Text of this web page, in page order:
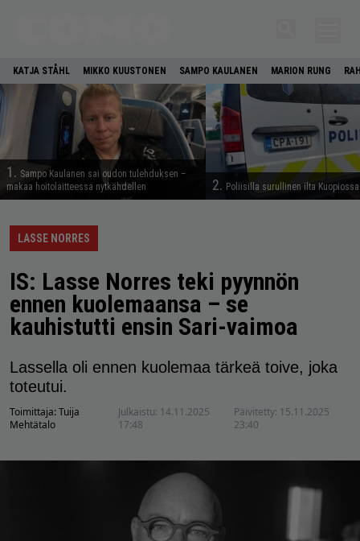
KATJA STÅHL MIKKO KUUSTONEN SAMPO KAULANEN MARION RUNG
1. Sampo Kaulanen sai oudon tulehduksen –
makaa hoitolaitteessa nytkähdellen
2. Poliisilla surullinen ilta
LASSE NORRES
IS: Lasse Norres teki pyynnön
ennen kuolemaansa – se
kauhistutti ensin Sari-vaimoa
Lassella oli ennen kuolemaa tärkeä toive, joka
toteutui.
Toimittaja:Tuija
Mehtätalo
Julkaistu: 14.11.2025
17:48
Päivitetty: 15.11.2025
23:40